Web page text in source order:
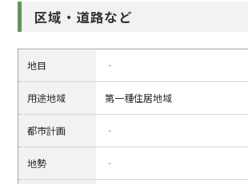
区域・道路など
地目 ‐
用途地域 第一種住居地域
都市計画 ‐
地勢 ‐